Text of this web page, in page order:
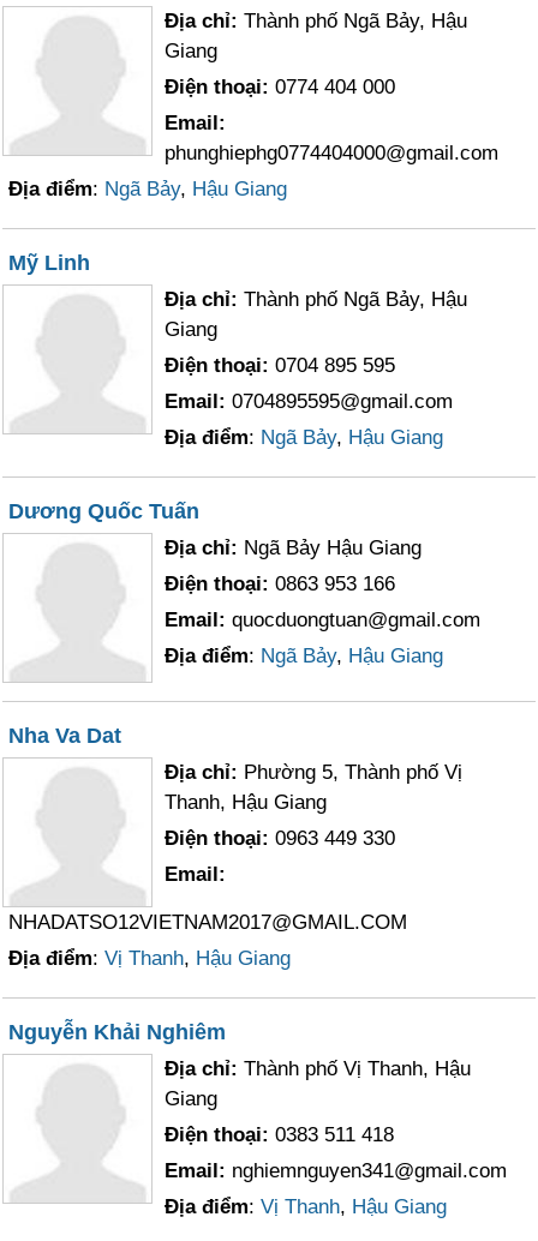
Địa chỉ:Thành phố Ngã Bảy, Hậu
Giang
Điện thoại:0774 404 000
Email:
phunghiephg0774404000@gmail.com
Địa điểm: Ngã Bảy, Hậu Giang
Mỹ Linh
Địa chỉ:Thành phố Ngã Bảy, Hậu
Giang
Điện thoại:0704 895 595
Email:0704895595@gmail.com
Địa điểm: Ngã Bảy, Hậu Giang
Dương Quốc Tuấn
Địa chỉ: Ngã Bảy Hậu Giang
Điện thoại:0863 953 166
Email:quocduongtuan@gmail.com
Địa điểm: Ngã Bảy, Hậu Giang
Nha Va Dat
Địa chỉ: Phường 5, Thành phố Vị
Thanh, Hậu Giang
Điện thoại:0963 449 330
Email:
NHADATSO12VIETNAM2017@GMAIL.COM
Địa điểm:Vị Thanh, Hậu Giang
Nguyễn Khải Nghiêm
Địa chỉ:Thành phố Vị Thanh, Hậu
Giang
Điện thoại:0383 511 418
Email: nghiemnguyen341@gmail.com
Địa điểm:Vị Thanh, Hậu Giang